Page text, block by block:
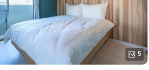
5